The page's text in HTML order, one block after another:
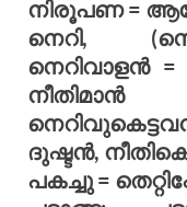
നിരൂപണ =
നെറി,
നെറിവാളന്‍ =
നീതിമാന്‍
ദുഷ്ടന്‍,
പകച്ചു =